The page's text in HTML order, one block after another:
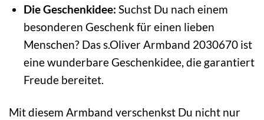
Die Geschenkidee: Suchst Du nach einem
besonderen Geschenk für einen lieben
Menschen? Das s.Oliver Armband 2030670 ist
eine wunderbare Geschenkidee, die garantiert
Freude bereitet.
Mit diesem Armband verschenkst Du nicht nur